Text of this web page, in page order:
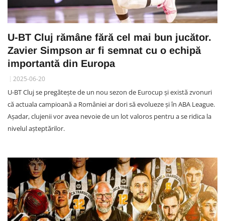
U-BT Cluj rămâne fără cel mai bun jucător.
Zavier Simpson ar fi semnat cu o echipă
importantă din Europa
2025-06-20
U-BT Cluj se pregătește de un nou sezon de Eurocup și există zvonuri
că actuala campioană a României ar dori să evolueze și în ABA League.
Așadar, clujenii vor avea nevoie de un lot valoros pentru a se ridica la
nivelul așteptărilor.